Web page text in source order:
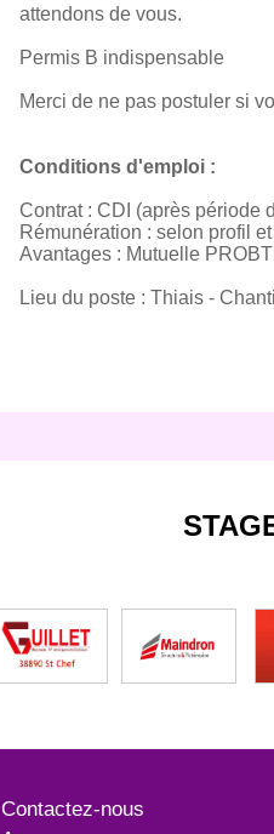
attendons de vous.
Permis B indispensable
Merci de ne pas postuler si
Conditions d'emploi :
Contrat : CDI (après période
Rémunération : selon profil
Avantages : Mutuelle
Lieu du poste : Thiais -
Contactez-nous